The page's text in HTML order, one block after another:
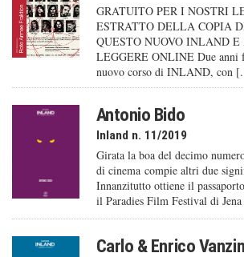
GRATUITO PER I NOSTRI
ESTRATTO DELLA COPIA
QUESTO NUOVO INLAND
LEGGERE ONLINE Due anni
nuovo corso di INLAND, con
Antonio Bido
Inland n. 11/2019
Girata la boa del decimo
di cinema compie altri due
Innanzitutto ottiene il
il Paradies Film Festival di
Carlo & Enrico